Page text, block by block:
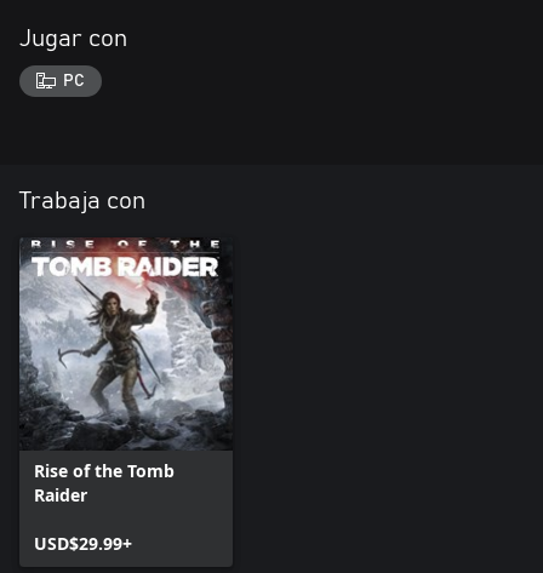
Jugar con
PC
Trabaja con
Rise of the Tomb
Raider
USD$29.99+